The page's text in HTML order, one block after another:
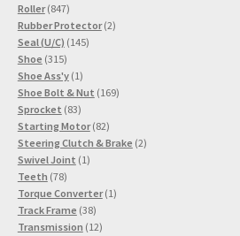
Produkte
Roller 847847
Produkte
Rubber Protector 22
Seal (U/C) 145145
Shoe 315315
Produkte
Shoe Ass'y 11
Produkt
Shoe Bolt & Nut 169169
Sprocket 8383
Produkte
Starting Motor 8282
Produkte
Steering Clutch & Brake 22
Swivel Joint 11
Teeth 7878
Produkte
Torque Converter 11
Track Frame 3838
Produkte
Transmission 1212